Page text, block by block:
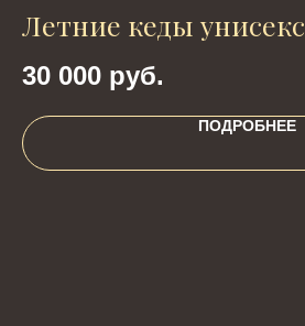
Летние кеды унисекс
30 000 руб.
ПОДРОБНЕЕ